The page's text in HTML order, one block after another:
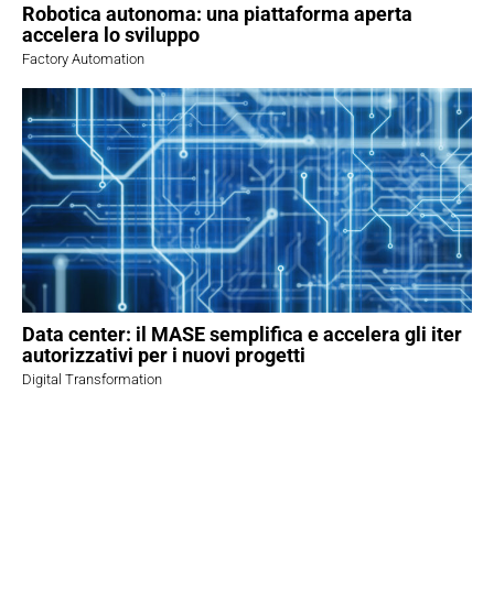
Robotica autonoma: una piattaforma aperta
accelera lo sviluppo
Factory Automation
Data center: il MASE semplifica e accelera gli iter
autorizzativi per i nuovi progetti
Digital Transformation